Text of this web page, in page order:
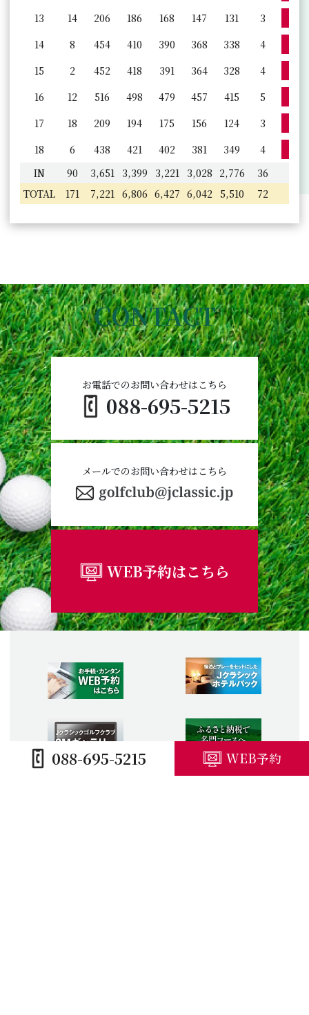
088-695-5215 WEB予約
13
14 206 186 168 147 131 3
14
8 454 410 390 368 338 4
15
2 452 418 391 364 328 4
16
12 516 498 479 457 415 5
17
18 209 194 175 156 124 3
18
6 438 421 402 381 349 4
IN
90 3,651 3,399 3,221 3,028 2,776
36
TOTAL
171 7,221 6,806 6,427 6,042 5,510 72
CONTACT
088-695-5215
お電話でのお問い合わせはこちら
メールでのお問い合わせはこちら
WEB予約はこちら